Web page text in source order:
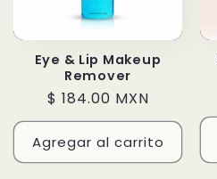
Eye & Lip Makeup
Remover
Precio
habitual
$ 184.00 MXN
Agregar al carrito